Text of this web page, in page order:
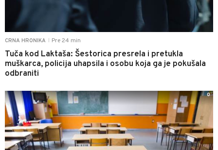
CRNA HRONIKA Pre 24 min
Tuča kod Laktaša: Šestorica presrela i pretukla
muškarca, policija uhapsila i osobu koja ga je pokušala
odbraniti
0